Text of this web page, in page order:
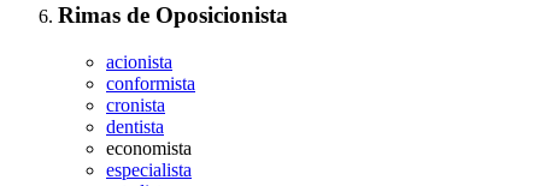
Rimas de Oposicionista
acionista
conformista
cronista
dentista
economista
especialista